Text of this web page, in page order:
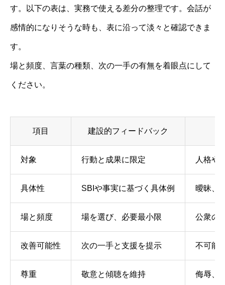
す。以下の表は、実務で使える差分の整理です。会話が
感情的になりそうな時も、表に沿って淡々と確認できま
す。
場と頻度、言葉の種類、次の一手の有無を着眼点にして
ください。
項目 建設的フィードバック
対象 行動と成果に限定 人格や
具体性 SBIや事実に基づく具体例 曖昧、
場と頻度 場を選び、必要最小限 公衆の
改善可能性 次の一手と支援を提示 不可能
尊重 敬意と傾聴を維持 侮辱、